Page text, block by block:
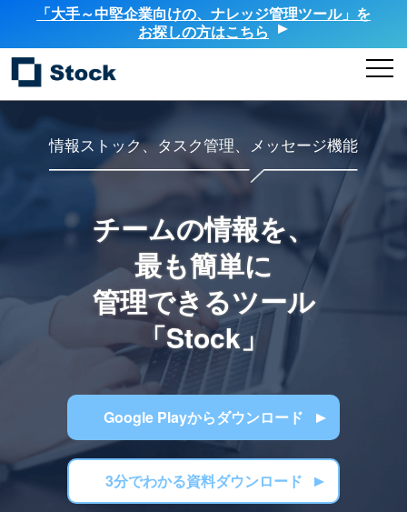
「大手～中堅企業向けの、ナレッジ管理ツール」を
お探しの方はこちら
情報ストック、タスク管理、メッセージ機能
チームの情報を、
最も簡単に
管理できるツール
「Stock」
Google Playからダウンロード
3分でわかる資料ダウンロード